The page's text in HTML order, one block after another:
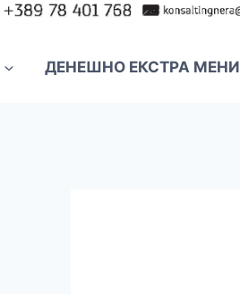
ДЕНЕШНО ЕКСТРА МЕНИ